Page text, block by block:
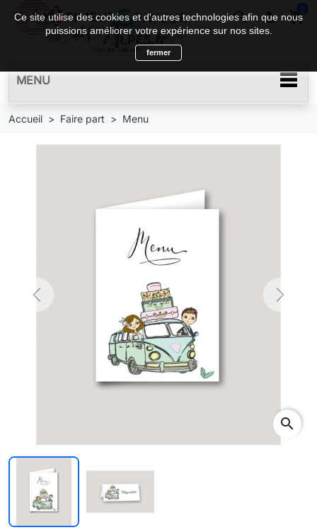
search  shopping_cart
0
MENU
Accueil Faire part Menu
Previous Next
search
Ce site utilise des cookies et d'autres technologies afin que nous
puissions améliorer votre expérience sur nos sites.
fermer